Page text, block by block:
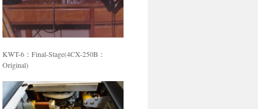
KWT-6：Final-Stage(4CX-250B：
Original)